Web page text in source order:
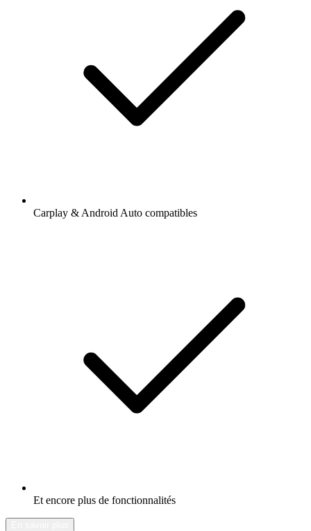
Carplay & Android Auto compatibles
Et encore plus de fonctionnalités